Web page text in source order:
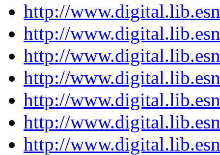
http://
http://
http://
http://
http://
http://
http://